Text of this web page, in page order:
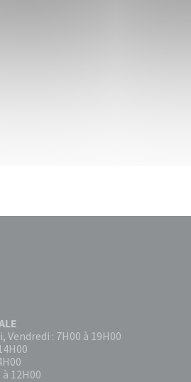
Vendredi : 7H00 à 19H00
12H00